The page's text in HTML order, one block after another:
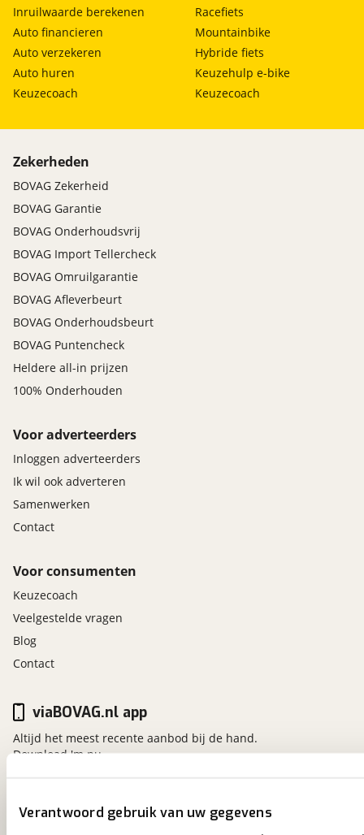
Verantwoord gebruik van uw gegevens
Inruilwaarde berekenen
Auto financieren
Auto verzekeren
Auto huren
Keuzecoach
Racefiets
Mountainbike
Hybride fiets
Keuzehulp e-bike
Keuzecoach
Zekerheden
BOVAG Zekerheid
BOVAG Garantie
BOVAG Onderhoudsvrij
BOVAG Import Tellercheck
BOVAG Omruilgarantie
BOVAG Afleverbeurt
BOVAG Onderhoudsbeurt
BOVAG Puntencheck
Heldere all-in prijzen
100% Onderhouden
Voor adverteerders
Inloggen adverteerders
Ik wil ook adverteren
Samenwerken
Contact
Voor consumenten
Keuzecoach
Veelgestelde vragen
Blog
Contact
viaBOVAG.nl
viaBOVAG.nl app
Altijd het meest recente aanbod bij de hand.
Download 'm nu.